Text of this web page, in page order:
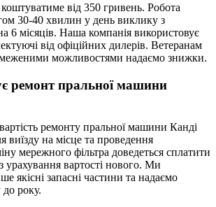
від 350 гривень. Робота
30-40 хвилин у день виклику з
6 місяців. Наша компанія використовує
від офіційних дилерів. Ветеранам
можливостями надаємо знижки.
ремонт пральної машини
ремонту пральної машини Канді
виїзду на місце та проведення
мережного фільтра доведеться сплатити
урахування вартості нового. Ми
якісні запасні частини та надаємо
до року.